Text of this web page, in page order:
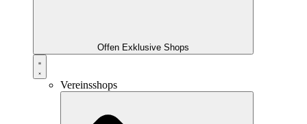
Offen Exklusive Shops
Vereinsshops